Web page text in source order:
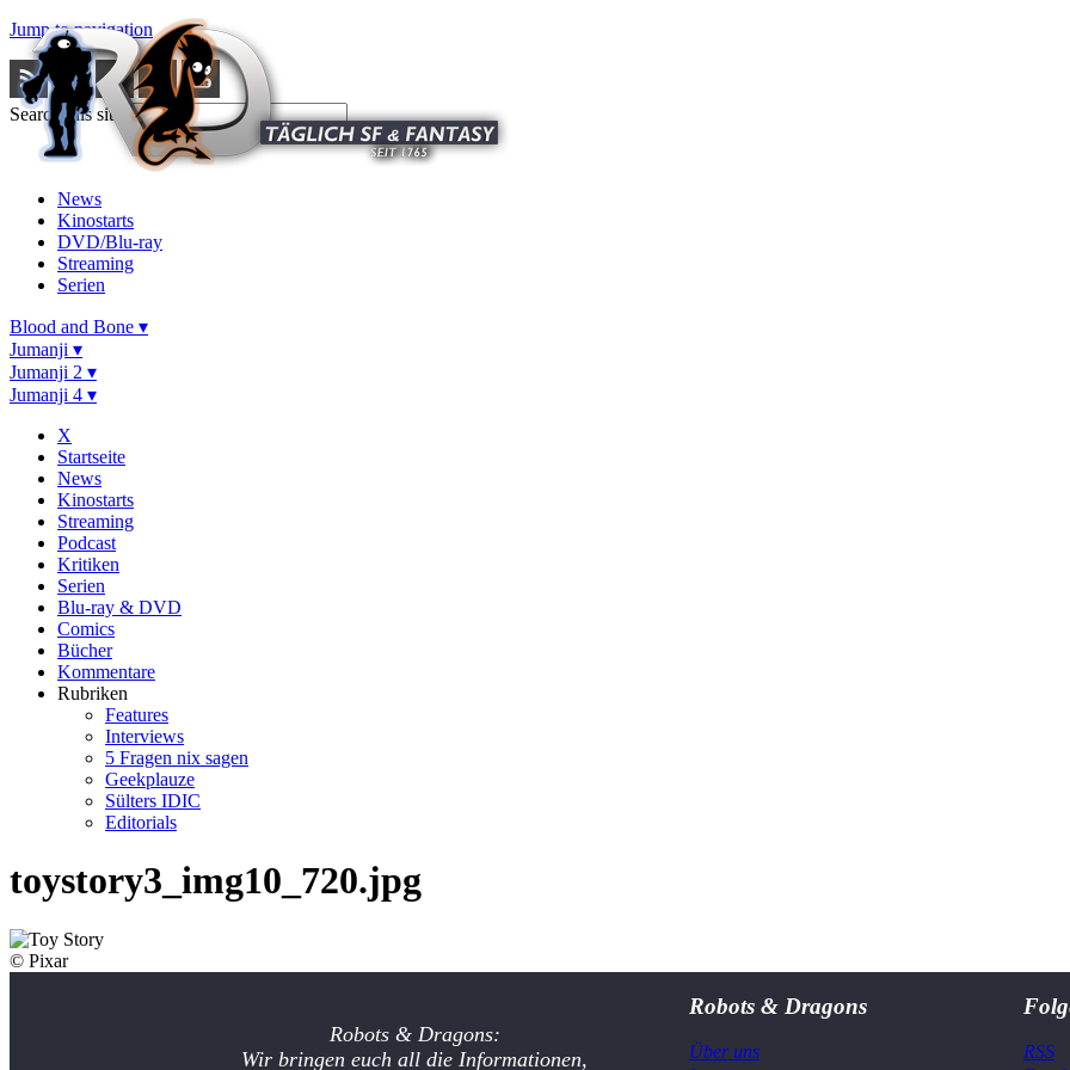
Jump to navigation
Search this site
News
Kinostarts
DVD/Blu-ray
Streaming
Serien
Blood and Bone ▾
Jumanji ▾
Jumanji 2 ▾
Jumanji 4 ▾
X
Startseite
News
Kinostarts
Streaming
Podcast
Kritiken
Serien
Blu-ray & DVD
Comics
Bücher
Kommentare
Rubriken
Features
Interviews
5 Fragen nix sagen
Geekplauze
Sülters IDIC
Editorials
toystory3_img10_720.jpg
© Pixar
Robots & Dragons:
Wir bringen euch all die Informationen,
Robots & Dragons
Über uns
RSS